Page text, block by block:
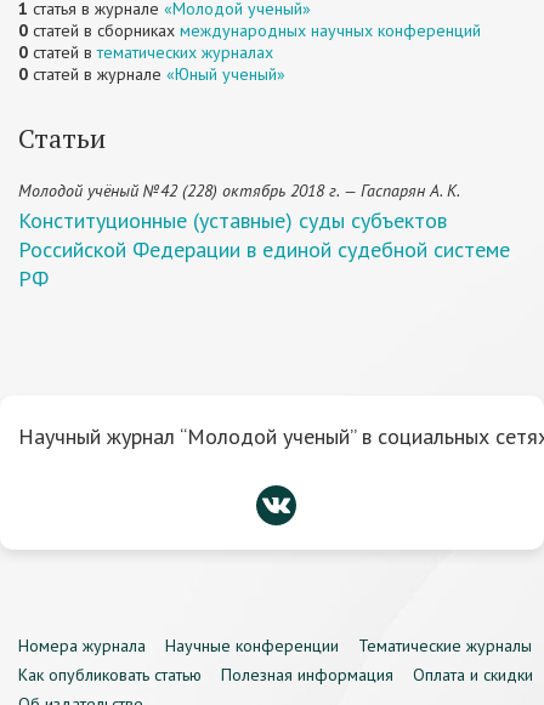
1 статья в журнале «Молодой ученый»
0 статей в сборниках международных научных конференций
0 статей втематических журналах
0 статей в журнале «Юный ученый»
Статьи
Молодой учёный №42 (228) октябрь 2018 г. — Гаспарян А. К.
Конституционные (уставные) суды субъектов
Российской Федерации в единой судебной системе
РФ
Научный журнал “Молодой ученый” в социальных
Номера журнала Научные конференции
Тематические журналы
Как опубликовать статью
Полезная информация
Оплата и скидки